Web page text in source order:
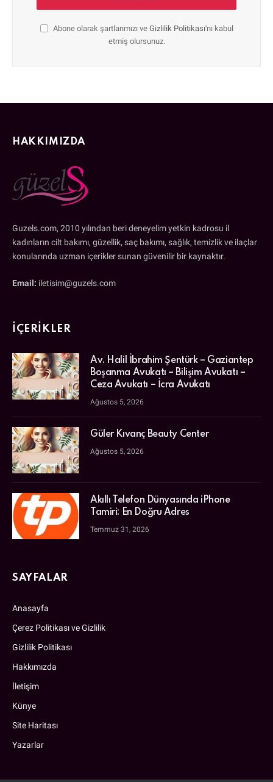
Abone olarak şartlarımızı ve Gizlilik Politikası'nı kabul
etmiş olursunuz.
HAKKIMIZDA
Guzels.com, 2010 yılından beri deneyelim yetkin kadrosu il
kadınların cilt bakımı, güzellik, saç bakımı, sağlık, temizlik ve ilaçlar
konularında uzman içerikler sunan güvenilir bir kaynaktır.
Email: iletisim@guzels.com
İÇERIKLER
Av. Halil İbrahim Şentürk – Gaziantep
Boşanma Avukatı – Bilişim Avukatı –
Ceza Avukatı – İcra Avukatı
Ağustos 5, 2026
Güler Kıvanç Beauty Center
Ağustos 5, 2026
Akıllı Telefon Dünyasında iPhone
Tamiri: En Doğru Adres
Temmuz 31, 2026
SAYFALAR
Anasayfa
Çerez Politikası ve Gizlilik
Gizlilik Politikası
Hakkımızda
İletişim
Künye
Site Haritası
Yazarlar